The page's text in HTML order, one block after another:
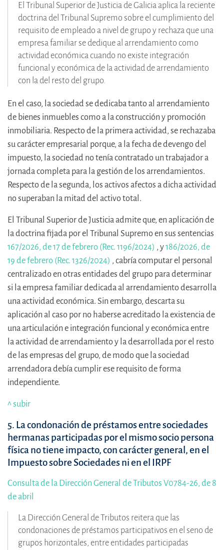
El Tribunal Superior de Justicia de Galicia aplica la reciente
doctrina del Tribunal Supremo sobre el cumplimiento del
requisito de empleado a nivel de grupo y rechaza que una
empresa familiar se dedique al arrendamiento como
actividad económica cuando no existe integración
funcional y económica de la actividad de arrendamiento
con la del resto del grupo.
En el caso, la sociedad se dedicaba tanto al arrendamiento
de bienes inmuebles como a la construcción y promoción
inmobiliaria. Respecto de la primera actividad, se rechazaba
su carácter empresarial porque, a la fecha de devengo del
impuesto, la sociedad no tenía contratado un trabajador a
jornada completa para la gestión de los arrendamientos.
Respecto de la segunda, los activos afectos a dicha actividad
no superaban la mitad del activo total.
El Tribunal Superior de Justicia admite que, en aplicación de
la doctrina fijada por el Tribunal Supremo en sus sentencias
167/2026, de 17 de febrero (Rec. 1196/2024) , y186/2026, de
19 de febrero (Rec. 1326/2024) , cabría computar el personal
centralizado en otras entidades del grupo para determinar
si la empresa familiar dedicada al arrendamiento desarrolla
una actividad económica. Sin embargo, descarta su
aplicación al caso por no haberse acreditado la existencia de
una articulación e integración funcional y económica entre
la actividad de arrendamiento y la desarrollada por el resto
de las empresas del grupo, de modo que la sociedad
arrendadora debía cumplir ese requisito de forma
independiente.
^ subir
5. La condonación de préstamos entre sociedades
hermanas participadas por el mismo socio persona
física no tiene impacto, con carácter general, en el
Impuesto sobre Sociedades ni en el IRPF
Consulta de la Dirección General de Tributos V0784-26, de 8
de abril
La Dirección General de Tributos reitera que las
condonaciones de préstamos participativos en el seno de
grupos horizontales, entre entidades participadas